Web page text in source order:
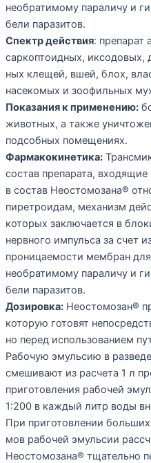
необратимому параличу и
бели паразитов.
Спектр действия: препарат
саркоптоидных, иксодовых,
ных клещей, вшей, блох,
насекомых и зоофильных
Показания к применению:
животных, а также
подсобных помещениях.
Фармакокинетика:
состав препарата, входящие
в состав Неостомозана®
пиретроидам, механизм
которых заключается в
нервного импульса за счет
проницаемости мембран
необратимому параличу и
бели паразитов.
Дозировка: Неостомозан®
которую готовят
но перед использованием
Рабочую эмульсию в
смешивают из расчета 1 л
приготовления рабочей
1:200 в каждый литр воды
При приготовлении
мов рабочей эмульсии
Неостомозана® тщательно